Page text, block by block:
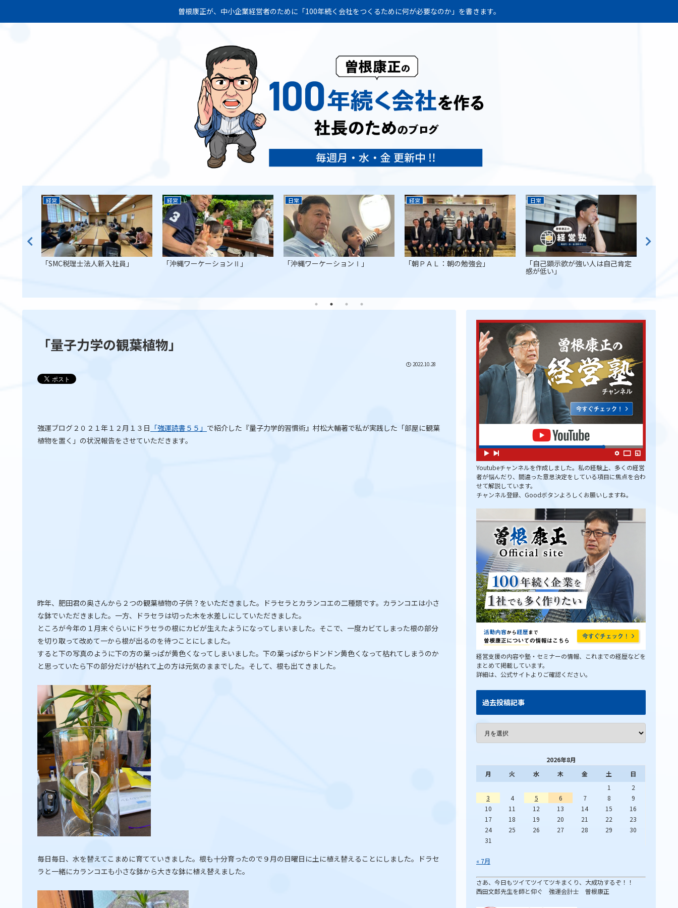
曽根康正が、中小企業経営者のために「100年続く会社をつくるために何が必要なのか」を書きます。
経営
「SMC税理士法人新入社員」
経営
「沖縄ワーケーションⅡ」
日常
「沖縄ワーケーションⅠ」
経営
「朝ＰＡＬ：朝の勉強会」
日常
「自己顕示欲が強い人は自己肯定
感が低い」
「量子力学の観葉植物」
2022.10.28
強運ブログ２０２１年１２月１３日 「強運読書５５」 で紹介した『量子力学的習慣術』村松大輔著で私が実践した「部屋に観葉
植物を置く」の状況報告をさせていただきます。
昨年、肥田君の奥さんから２つの観葉植物の子供？をいただきました。ドラセラとカランコエの二種類です。カランコエは小さ
な鉢でいただきました。一方、ドラセラは切った木を水差しにしていただきました。
ところが今年の１月末ぐらいにドラセラの根にカビが生えたようになってしまいました。そこで、一度カビてしまった根の部分
を切り取って改めて一から根が出るのを待つことにしました。
すると下の写真のように下の方の葉っぱが黄色くなってしまいました。下の葉っぱからドンドン黄色くなって枯れてしまうのか
と思っていたら下の部分だけが枯れて上の方は元気のままでした。そして、根も出てきました。
毎日毎日、水を替えてこまめに育てていきました。根も十分育ったので９月の日曜日に土に植え替えることにしました。ドラセ
ラと一緒にカランコエも小さな鉢から大きな鉢に植え替えました。
Youtubeチャンネルを作成しました。私の経験上、多くの経営
者が悩んだり、間違った意思決定をしている項目に焦点を合わ
せて解説しています。
チャンネル登録、Goodボタンよろしくお願いしますね。
経営支援の内容や塾・セミナーの情報、これまでの経歴などを
まとめて掲載しています。
詳細は、公式サイトよりご確認ください。
過去投稿記事
2026年8月
月
火 水 木 金 土
日
1
2
3
4 5 6 7 8
9
10
11 12 13 14 15
16
17
18 19 20 21 22
23
24
25 26 27 28 29
30
31
« 7月
さあ、今日もツイてツイてツキまくり、大成功するぞ！！
西田文郎先生を師と仰ぐ 強運会計士 曽根康正